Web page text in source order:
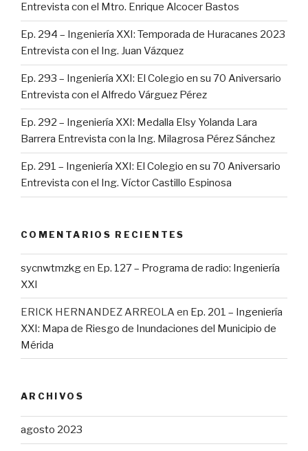
Entrevista con el Mtro. Enrique Alcocer Bastos
Ep. 294 – Ingeniería XXI: Temporada de Huracanes 2023
Entrevista con el Ing. Juan Vázquez
Ep. 293 – Ingeniería XXI: El Colegio en su 70 Aniversario
Entrevista con el Alfredo Várguez Pérez
Ep. 292 – Ingeniería XXI: Medalla Elsy Yolanda Lara
Barrera Entrevista con la Ing. Milagrosa Pérez Sánchez
Ep. 291 – Ingeniería XXI: El Colegio en su 70 Aniversario
Entrevista con el Ing. Víctor Castillo Espinosa
COMENTARIOS RECIENTES
sycnwtmzkgen Ep. 127 – Programa de radio: Ingeniería
XXI
ERICK HERNANDEZ ARREOLAen Ep. 201 – Ingeniería
XXI: Mapa de Riesgo de Inundaciones del Municipio de
Mérida
ARCHIVOS
agosto 2023